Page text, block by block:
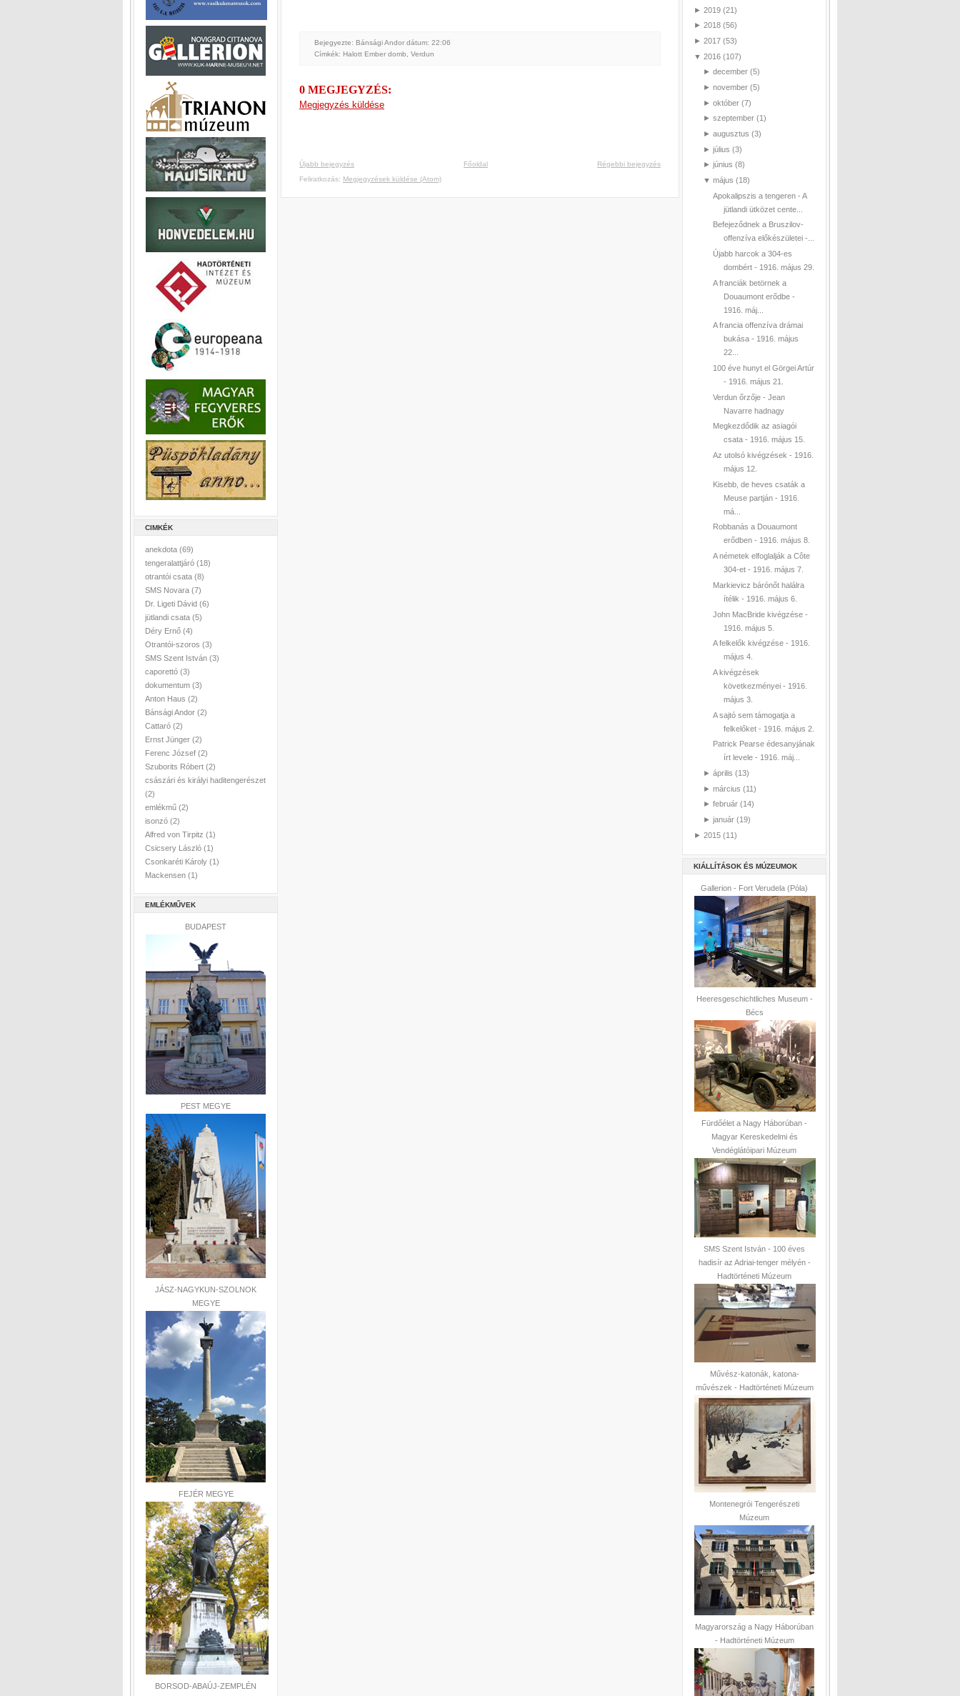
CIMKÉK
anekdota (69)
tengeralattjáró (18)
otrantói csata (8)
SMS Novara (7)
Dr. Ligeti Dávid (6)
jütlandi csata (5)
Déry Ernő (4)
Otrantói-szoros (3)
SMS Szent István (3)
caporettó (3)
dokumentum (3)
Anton Haus (2)
Bánsági Andor (2)
Cattaró (2)
Ernst Jünger (2)
Ferenc József (2)
Szuborits Róbert (2)
császári és királyi haditengerészet
(2)
emlékmű (2)
isonzó (2)
Alfred von Tirpitz (1)
Csicsery László (1)
Csonkaréti Károly (1)
Mackensen (1)
EMLÉKMŰVEK
BUDAPEST
PEST MEGYE
JÁSZ-NAGYKUN-SZOLNOK
MEGYE
FEJÉR MEGYE
BORSOD-ABAÚJ-ZEMPLÉN
Bejegyezte: Bánsági Andor dátum: 22:06
Címkék: Halott Ember domb, Verdun
0 MEGJEGYZÉS:
Megjegyzés küldése
Újabb bejegyzés Régebbi bejegyzés
Főoldal
Feliratkozás: Megjegyzések küldése (Atom)
► 2019 (21)
► 2018 (56)
► 2017 (53)
▼ 2016 (107)
► december (5)
► november (5)
► október (7)
► szeptember (1)
► augusztus (3)
► július (3)
► június (8)
▼ május (18)
Apokalipszis a tengeren - A
jütlandi ütközet cente...
Befejeződnek a Bruszilov-
offenzíva előkészületei -...
Újabb harcok a 304-es
dombért - 1916. május 29.
A franciák betörnek a
Douaumont erődbe -
1916. máj...
A francia offenzíva drámai
bukása - 1916. május
22...
100 éve hunyt el Görgei Artúr
- 1916. május 21.
Verdun őrzője - Jean
Navarre hadnagy
Megkezdődik az asiagói
csata - 1916. május 15.
Az utolsó kivégzések - 1916.
május 12.
Kisebb, de heves csaták a
Meuse partján - 1916.
má...
Robbanás a Douaumont
erődben - 1916. május 8.
A németek elfoglalják a Côte
304-et - 1916. május 7.
Markievicz bárónőt halálra
ítélik - 1916. május 6.
John MacBride kivégzése -
1916. május 5.
A felkelők kivégzése - 1916.
május 4.
A kivégzések
következményei - 1916.
május 3.
A sajtó sem támogatja a
felkelőket - 1916. május 2.
Patrick Pearse édesanyjának
írt levele - 1916. máj...
► április (13)
► március (11)
► február (14)
► január (19)
► 2015 (11)
KIÁLLÍTÁSOK ÉS MÚZEUMOK
Gallerion - Fort Verudela (Póla)
Heeresgeschichtliches Museum -
Bécs
Fürdőélet a Nagy Háborúban -
Magyar Kereskedelmi és
Vendéglátóipari Múzeum
SMS Szent István - 100 éves
hadisír az Adriai-tenger mélyén -
Hadtörténeti Múzeum
Művész-katonák, katona-
művészek - Hadtörténeti Múzeum
Montenegrói Tengerészeti
Múzeum
Magyarország a Nagy Háborúban
- Hadtörténeti Múzeum